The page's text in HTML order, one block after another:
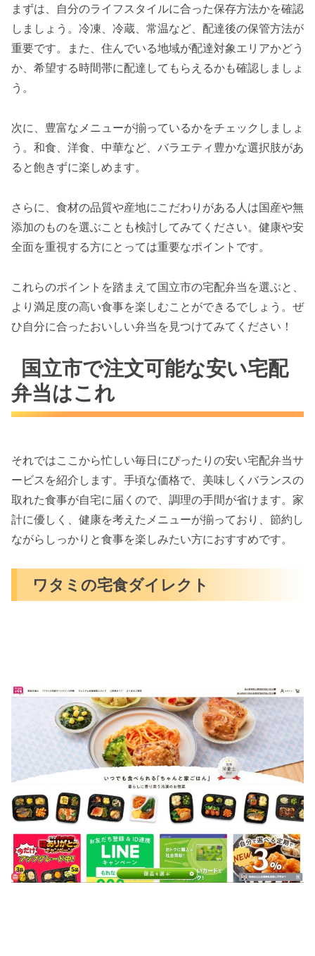
まずは、自分のライフスタイルに合った保存方法かを確認
しましょう。冷凍、冷蔵、常温など、配達後の保管方法が
重要です。また、住んでいる地域が配達対象エリアかどう
か、希望する時間帯に配達してもらえるかも確認しましょ
う。
次に、豊富なメニューが揃っているかをチェックしましょ
う。和食、洋食、中華など、バラエティ豊かな選択肢があ
ると飽きずに楽しめます。
さらに、食材の品質や産地にこだわりがある人は国産や無
添加のものを選ぶことも検討してみてください。健康や安
全面を重視する方にとっては重要なポイントです。
これらのポイントを踏まえて国立市の宅配弁当を選ぶと、
より満足度の高い食事を楽しむことができるでしょう。ぜ
ひ自分に合ったおいしい弁当を見つけてみてください！
国立市で注文可能な安い宅配
弁当はこれ
それではここから忙しい毎日にぴったりの安い宅配弁当サ
ービスを紹介します。手頃な価格で、美味しくバランスの
取れた食事が自宅に届くので、調理の手間が省けます。家
計に優しく、健康を考えたメニューが揃っており、節約し
ながらしっかりと食事を楽しみたい方におすすめです。
ワタミの宅食ダイレクト